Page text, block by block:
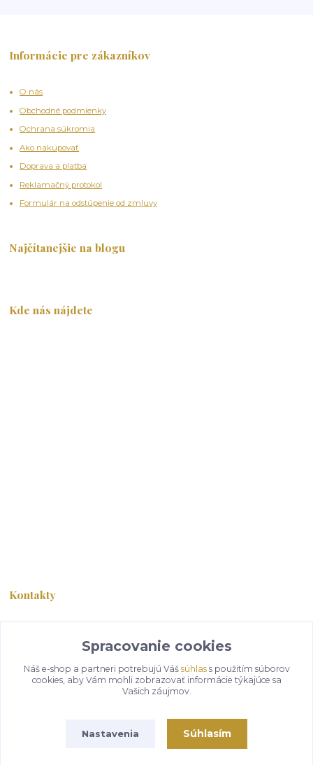
Informácie pre zákazníkov
O nás
Obchodné podmienky
Ochrana súkromia
Ako nakupovať
Doprava a platba
Reklamačný protokol
Formulár na odstúpenie od zmluvy
Najčítanejšie na blogu
Kde nás nájdete
Kontakty
+421 911 674 111
info@teamshop.sk
Spracovanie cookies
Náš e-shop a partneri potrebujú Váš súhlass použitím súborov
cookies, aby Vám mohli zobrazovať informácie týkajúce sa
Vašich záujmov.
Nastavenia Súhlasím